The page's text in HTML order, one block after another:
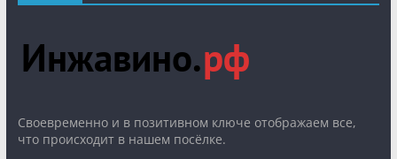
Cвоевременно и в позитивном ключе отображаем все,
что происходит в нашем посёлке.